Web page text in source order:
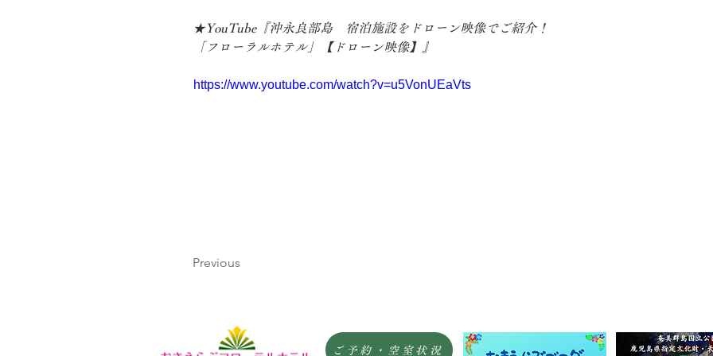
★YouTube『沖永良部島　宿泊施設をドローン映像でご紹介！
「フローラルホテル」【ドローン映像】』
https://www.youtube.com/watch?v=u5VonUEaVts
Previous
ご予約・空室状況